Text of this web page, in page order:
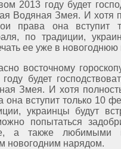
2013 году будет
Водяная Змея. И хотя
права она вступит
по традиции,
ее уже в новогоднюю
восточному
будет
Змея. И хотя
она вступит только 10
украинцы будут
попытаться
а также любимыми
новогодним нарядом.